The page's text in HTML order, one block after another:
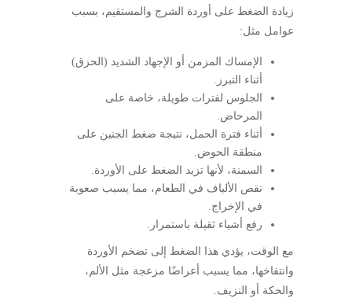
زيادة الضغط على أوردة الشرج والمستقيم، بسبب
عوامل مثل:
الإمساك المزمن أو الإجهاد الشديد (الحزق)
أثناء التبرز.
الجلوس لفترات طويلة، خاصة على
المرحاض.
أثناء فترة الحمل، نتيجة ضغط الجنين على
منطقة الحوض.
السمنة، لأنها تزيد الضغط على الأوردة.
نقص الألياف في الطعام، مما يسبب صعوبة
في الإخراج.
رفع أشياء ثقيلة باستمرار.
مع الوقت، يؤدي هذا الضغط إلى تضخم الأوردة
وانتفاخها، مما يسبب أعراضًا مزعجة مثل الألم،
والحكة أو النزيف.